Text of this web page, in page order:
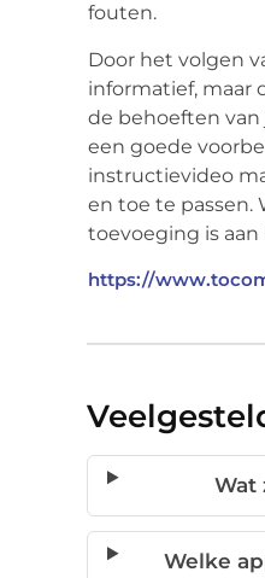
fouten.
Door het volgen
informatief, maar
de behoeften van
een goede
instructievideo
en toe te passen.
toevoeging is aan
https://
Wat
Welke